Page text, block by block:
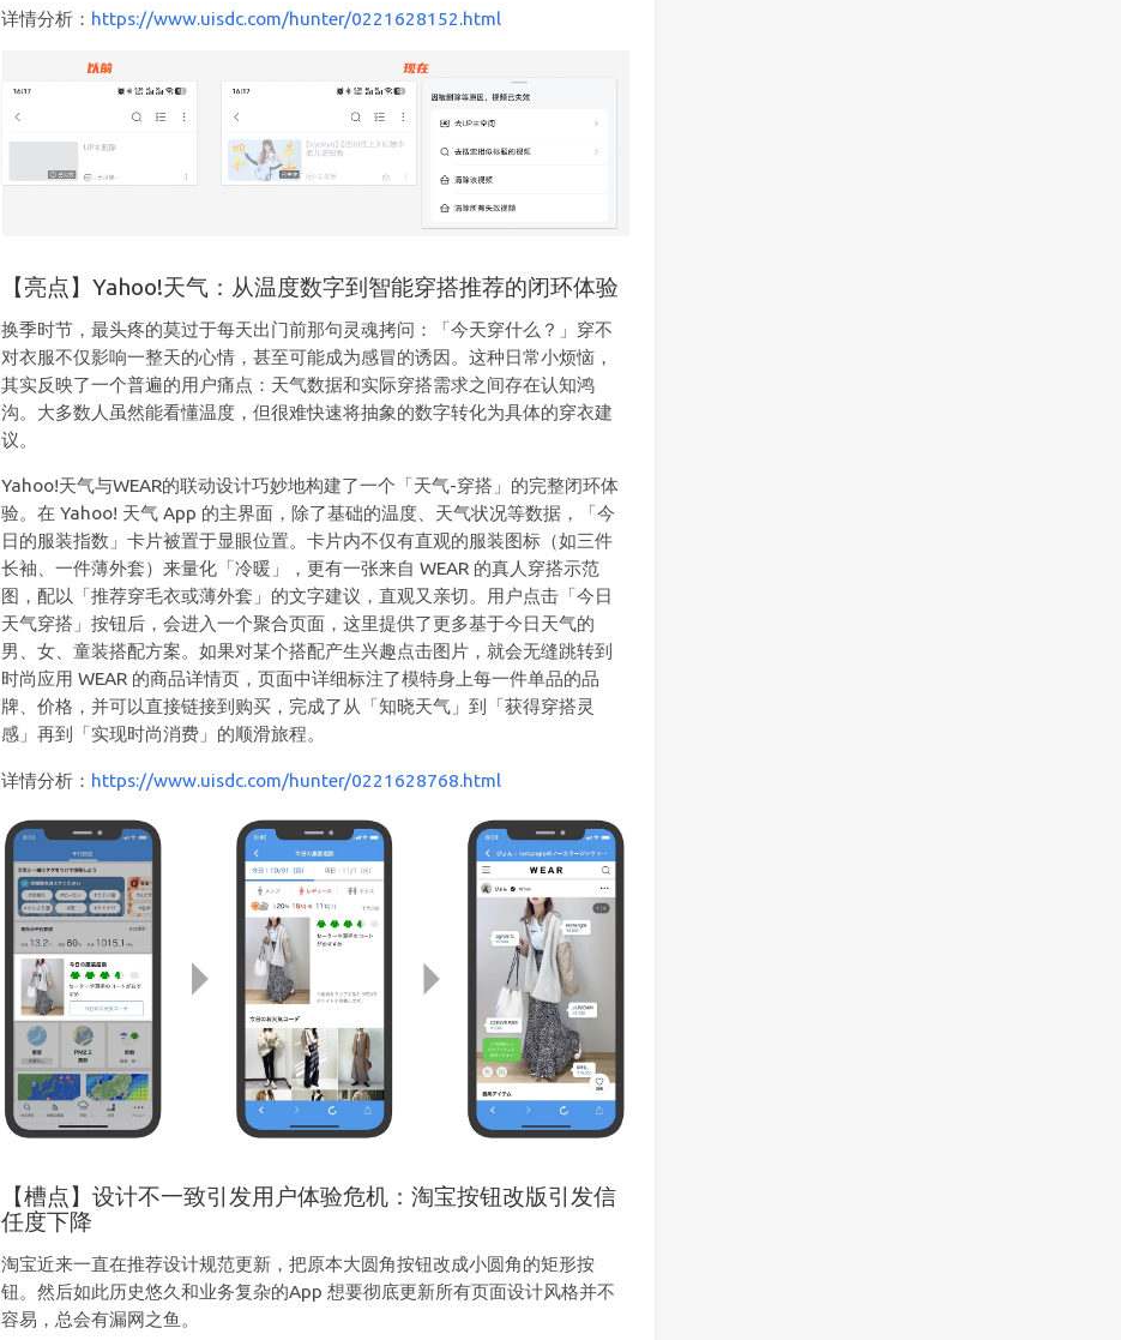
详情分析： https://www.uisdc.com/hunter/0221628152.html
【亮点】Yahoo!天气：从温度数字到智能穿搭推荐的闭环体验
换季时节，最头疼的莫过于每天出门前那句灵魂拷问：「今天穿什么？」穿不
对衣服不仅影响一整天的心情，甚至可能成为感冒的诱因。这种日常小烦恼，
其实反映了一个普遍的用户痛点：天气数据和实际穿搭需求之间存在认知鸿
沟。大多数人虽然能看懂温度，但很难快速将抽象的数字转化为具体的穿衣建
议。
Yahoo!天气与WEAR的联动设计巧妙地构建了一个「天气-穿搭」的完整闭环体
验。在 Yahoo! 天气 App 的主界面，除了基础的温度、天气状况等数据，「今
日的服装指数」卡片被置于显眼位置。卡片内不仅有直观的服装图标（如三件
长袖、一件薄外套）来量化「冷暖」，更有一张来自 WEAR 的真人穿搭示范
图，配以「推荐穿毛衣或薄外套」的文字建议，直观又亲切。用户点击「今日
天气穿搭」按钮后，会进入一个聚合页面，这里提供了更多基于今日天气的
男、女、童装搭配方案。如果对某个搭配产生兴趣点击图片，就会无缝跳转到
时尚应用 WEAR 的商品详情页，页面中详细标注了模特身上每一件单品的品
牌、价格，并可以直接链接到购买，完成了从「知晓天气」到「获得穿搭灵
感」再到「实现时尚消费」的顺滑旅程。
详情分析： https://www.uisdc.com/hunter/0221628768.html
【槽点】设计不一致引发用户体验危机：淘宝按钮改版引发信
任度下降
淘宝近来一直在推荐设计规范更新，把原本大圆角按钮改成小圆角的矩形按
钮。然后如此历史悠久和业务复杂的App 想要彻底更新所有页面设计风格并不
容易，总会有漏网之鱼。